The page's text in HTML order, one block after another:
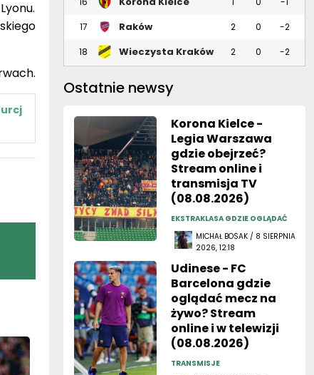
17
Raków
2 0 -2
18 Wieczysta Kraków 2 0 -2
Ostatnie newsy
Korona Kielce -
Legia Warszawa
gdzie obejrzeć?
Stream online i
transmisja TV
(08.08.2026)
EKSTRAKLASA GDZIE OGLĄDAĆ
MICHAŁ BOSAK / 8 SIERPNIA
2026, 12:18
Udinese - FC
Barcelona gdzie
oglądać mecz na
żywo? Stream
online i w telewizji
(08.08.2026)
TRANSMISJE